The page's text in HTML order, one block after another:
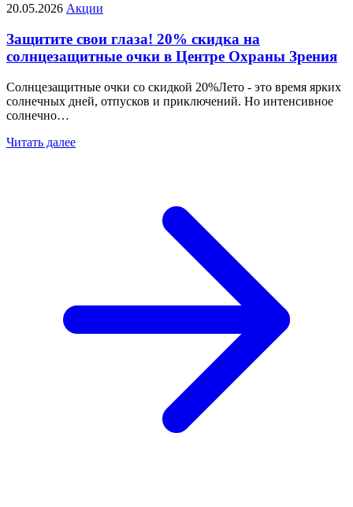
20.05.2026 Акции
Защитите свои глаза! 20% скидка на
солнцезащитные очки в Центре Охраны Зрения
Солнцезащитные очки со скидкой 20%Лето - это время ярких
солнечных дней, отпусков и приключений. Но интенсивное
солнечно…
Читать далее